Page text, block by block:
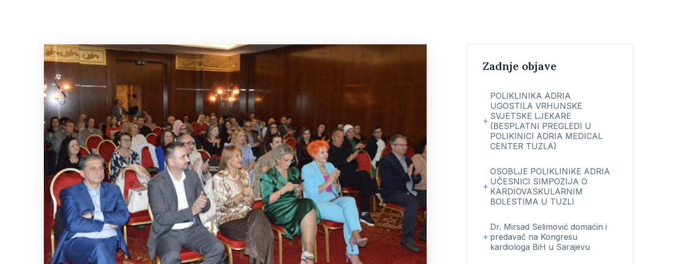
Zadnje objave
POLIKLINIKA ADRIA
UGOSTILA VRHUNSKE
SVJETSKE LJEKARE
(BESPLATNI PREGLEDI U
POLIKINICI ADRIA MEDICAL
CENTER TUZLA)
OSOBLJE POLIKLINIKE ADRIA
UČESNICI SIMPOZIJA O
KARDIOVASKULARNIM
BOLESTIMA U TUZLI
Dr. Mirsad Selimović domaćin i
predavač na Kongresu
kardiologa BiH u Sarajevu